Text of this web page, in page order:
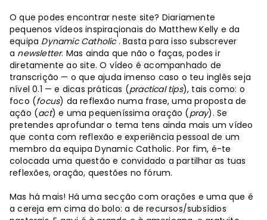
O que podes encontrar neste site? Diariamente
pequenos vídeos inspiracionais do Matthew Kelly e da
equipa Dynamic Catholic
1
. Basta para isso subscrever
a newsletter. Mas ainda que não o faças, podes ir
diretamente ao site. O vídeo é acompanhado de
transcrição — o que ajuda imenso caso o teu inglês seja
nível 0.1 — e dicas práticas (practical tips), tais como: o
foco (focus) da reflexão numa frase, uma proposta de
ação (act) e uma pequeníssima oração (pray). Se
pretendes aprofundar o tema tens ainda mais um vídeo
que conta com reflexão e experiência pessoal de um
membro da equipa Dynamic Catholic. Por fim, é-te
colocada uma questão e convidado a partilhar as tuas
reflexões, oração, questões no fórum.
Mas há mais! Há uma secção com orações e uma que é
a cereja em cima do bolo: a de recursos/subsídios